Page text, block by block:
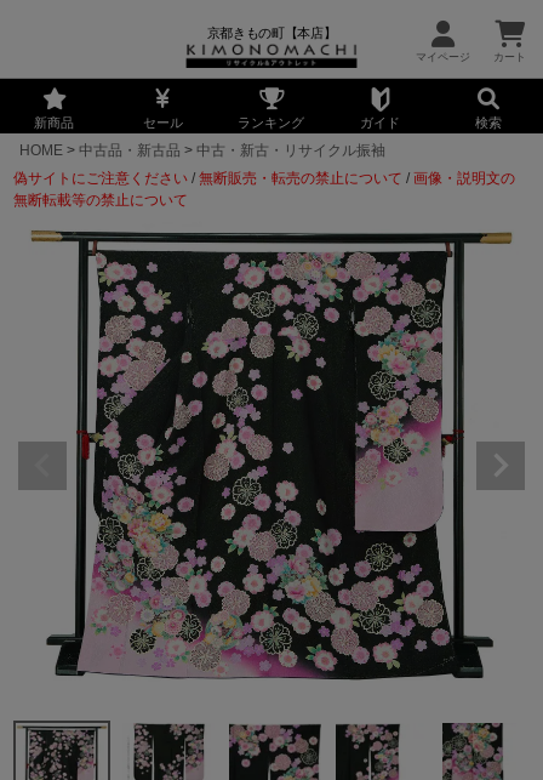
京都きもの町【本店】
新商品 セール ランキング ガイド 検索
HOME 中古品・新古品
中古・新古・リサイクル振袖
偽サイトにご注意ください /無断販売・転売の禁止について /画像・説明文の
無断転載等の禁止について